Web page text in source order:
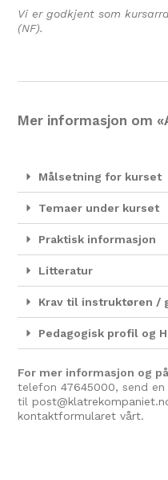
Vi er godkjent som
(NF).
Mer informasjon om
Målsetning for kurset
Temaer under kurset
Praktisk informasjon
Litteratur
Krav til instruktøren /
Pedagogisk profil og
For mer informasjon og
telefon47645000, send en
til
kontaktformularet vårt.